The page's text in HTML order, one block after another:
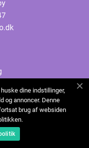
dine indstillinger,
og annoncer. Denne
brug af websiden